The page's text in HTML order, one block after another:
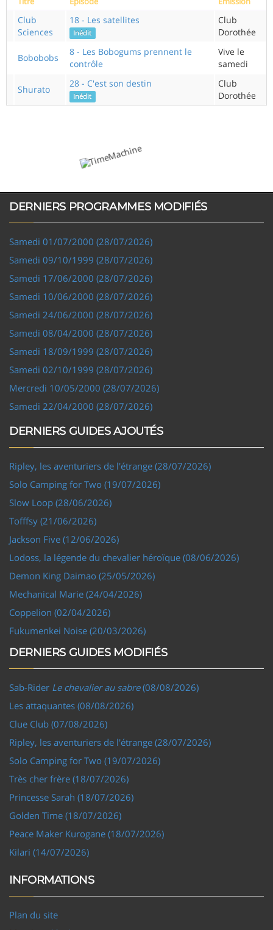
Club
Sciences
18 - Les satellites
Inédit
Club
Dorothée
Bobobobs
8 - Les Bobogums prennent le
contrôle
Vive le
samedi
Shurato
28 - C'est son destin
Inédit
Club
Dorothée
DERNIERS PROGRAMMES MODIFIÉS
Samedi 01/07/2000 (28/07/2026)
Samedi 09/10/1999 (28/07/2026)
Samedi 17/06/2000 (28/07/2026)
Samedi 10/06/2000 (28/07/2026)
Samedi 24/06/2000 (28/07/2026)
Samedi 08/04/2000 (28/07/2026)
Samedi 18/09/1999 (28/07/2026)
Samedi 02/10/1999 (28/07/2026)
Mercredi 10/05/2000 (28/07/2026)
Samedi 22/04/2000 (28/07/2026)
DERNIERS GUIDES AJOUTÉS
Ripley, les aventuriers de l'étrange (28/07/2026)
Solo Camping for Two (19/07/2026)
Slow Loop (28/06/2026)
Tofffsy (21/06/2026)
Jackson Five (12/06/2026)
Lodoss, la légende du chevalier héroïque (08/06/2026)
Demon King Daimao (25/05/2026)
Mechanical Marie (24/04/2026)
Coppelion (02/04/2026)
Fukumenkei Noise (20/03/2026)
DERNIERS GUIDES MODIFIÉS
Sab-Rider Le chevalier au sabre(08/08/2026)
Les attaquantes (08/08/2026)
Clue Club (07/08/2026)
Ripley, les aventuriers de l'étrange (28/07/2026)
Solo Camping for Two (19/07/2026)
Très cher frère (18/07/2026)
Princesse Sarah (18/07/2026)
Golden Time (18/07/2026)
Peace Maker Kurogane (18/07/2026)
Kilari (14/07/2026)
INFORMATIONS
Plan du site